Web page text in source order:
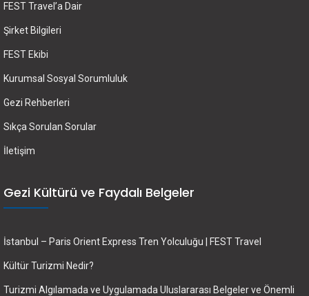
FEST Travel’a Dair
Şirket Bilgileri
FEST Ekibi
Kurumsal Sosyal Sorumluluk
Gezi Rehberleri
Sıkça Sorulan Sorular
İletişim
Gezi Kültürü ve Faydalı Belgeler
İstanbul – Paris Orient Express Tren Yolculuğu | FEST Travel
Kültür Turizmi Nedir?
Turizmi Algılamada ve Uygulamada Uluslararası Belgeler ve Önemli